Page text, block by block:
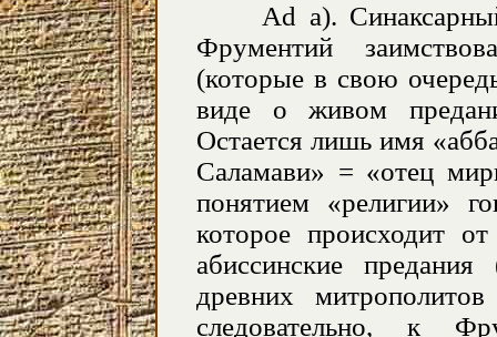
Ad а). Синаксарный
Фрументий
(которые в свою
виде о живом
Остается лишь имя
Саламави» = «отец
понятием «религии»
которое происходит
абиссинские
древних
следовательно, к